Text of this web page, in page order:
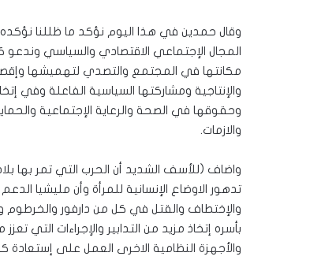
وقال حمدين في هذا اليوم نؤكد ما ظللنا
المجال الإجتماعي الاقتصادي والسياسي وندعو
مكانتها في المجتمع والتصدي لتهميشها
والإنتاجية ومشاركتها السياسية الفاعلة وفي
وحقوقها في الصحة والرعاية الإجتماعية
والازمات.
واضاف (للأسف الشديد أن الحرب التي تمر بها
تدهور الاوضاع الإنسانية للمرأة وأن مليشيا
والإختطاف والقتل في كل من دارفور والخرطوم
بأسره إتخاذ مزيد من التدابير والإجراءات
والأجهزة النظامية الاخرى العمل على